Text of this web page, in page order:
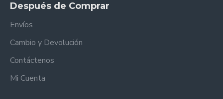
Después de Comprar
Envíos
Cambio y Devolución
Contáctenos
Mi Cuenta